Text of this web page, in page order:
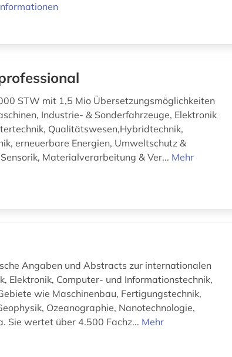
STW mit 1,5 Mio Übersetzungsmöglichkeiten
Industrie- & Sonderfahrzeuge, Elektronik
Qualitätswesen,Hybridtechnik,
erneuerbare Energien, Umweltschutz &
Materialverarbeitung & Ver... Mehr
Angaben und Abstracts zur internationalen
Elektronik, Computer- und Informationstechnik,
wie Maschinenbau, Fertigungstechnik,
Ozeanographie, Nanotechnologie,
Sie wertet über 4.500 Fachz... Mehr